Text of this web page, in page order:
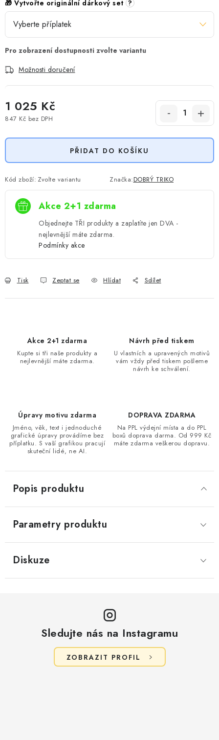
🎁 Vytvořte originální dárkový set ?
Možnosti doručení
1 025 Kč
847 Kč bez DPH
PŘIDAT DO KOŠÍKU
Kód zboží: Zvolte variantu Značka:DOBRÝ TRIKO
Akce 2+1 zdarma
Objednejte TŘI produkty a zaplatíte jen DVA -
nejlevnější máte zdarma.
Podmínky akce
Tisk Zeptat se Hlídat Sdílet
Akce 2+1 zdarma
Kupte si tři naše produkty a
nejlevnější máte zdarma.
Návrh před tiskem
U vlastních a upravených motivů
vám vždy před tiskem pošleme
návrh ke schválení.
Úpravy motivu zdarma
Jméno, věk, text i jednoduché
grafické úpravy provádíme bez
příplatku. S vaší grafikou pracují
skuteční lidé, ne AI.
DOPRAVA ZDARMA
Na PPL výdejní místa a do PPL
boxů doprava darma. Od 999 Kč
máte zdarma veškerou dopravu.
Popis produktu
Parametry produktu
Diskuze
Sledujte nás na Instagramu
ZOBRAZIT PROFIL